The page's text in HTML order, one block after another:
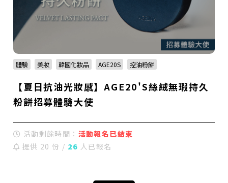
體驗 美妝 韓國化妝品 AGE20S 控油粉餅
【夏日抗油光妝感】AGE20'S絲絨無瑕持久
粉餅招募體驗大使
活動剩餘時間： 活動報名已結束
提供 20 份 / 26 人已報名